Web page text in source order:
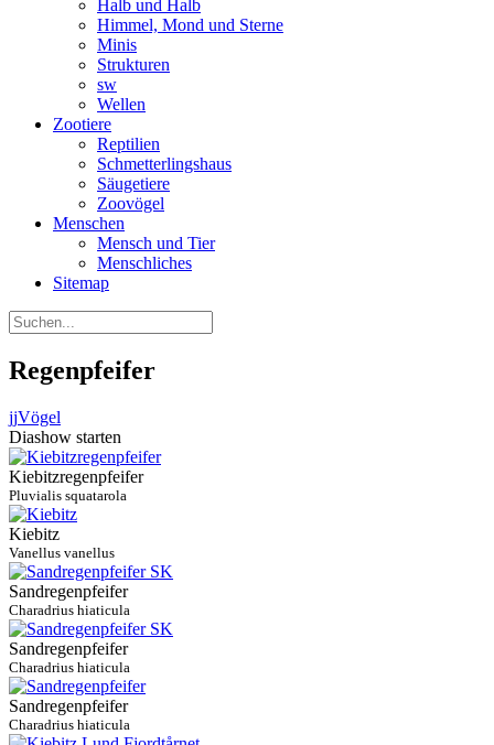
Halb und Halb
Himmel, Mond und Sterne
Minis
Strukturen
sw
Wellen
Zootiere
Reptilien
Schmetterlingshaus
Säugetiere
Zoovögel
Menschen
Mensch und Tier
Menschliches
Sitemap
Regenpfeifer
jjVögel
Diashow starten
Kiebitzregenpfeifer
Pluvialis squatarola
Kiebitz
Vanellus vanellus
Sandregenpfeifer
Charadrius hiaticula
Sandregenpfeifer
Charadrius hiaticula
Sandregenpfeifer
Charadrius hiaticula